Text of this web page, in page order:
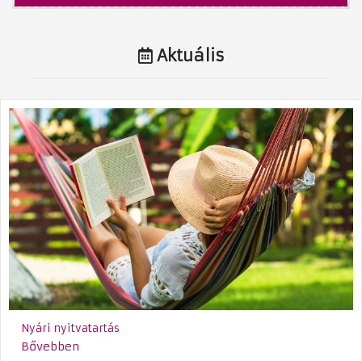
Aktuális
Nyári nyitvatartás
Bővebben